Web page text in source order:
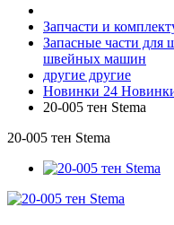
Запчасти и
Запасные части
швейных машин
другие другие
Новинки 24
20-005 тен Stema
20-005 тен Stema